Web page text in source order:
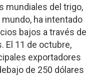
mundiales del trigo,
ha intentado
bajos a través de
El 11 de octubre,
exportadores
de 250 dólares